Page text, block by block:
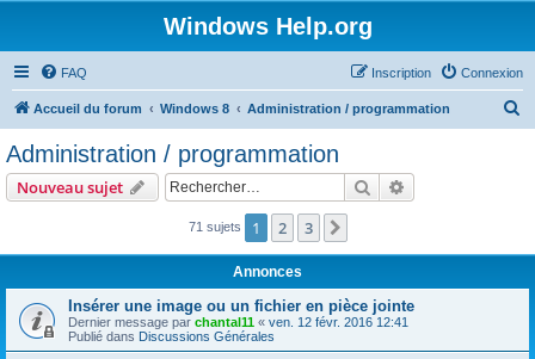
Windows Help.org
FAQ Connexion
Inscription
Accueil du forum Windows 8 Administration / programmation
Administration / programmation
Nouveau sujet Rechercher
71 sujets 1 2 3
Annonces
Insérer une image ou un fichier en pièce jointe
Dernier message par chantal11 « ven. 12 févr. 2016 12:41
Publié dans Discussions Générales